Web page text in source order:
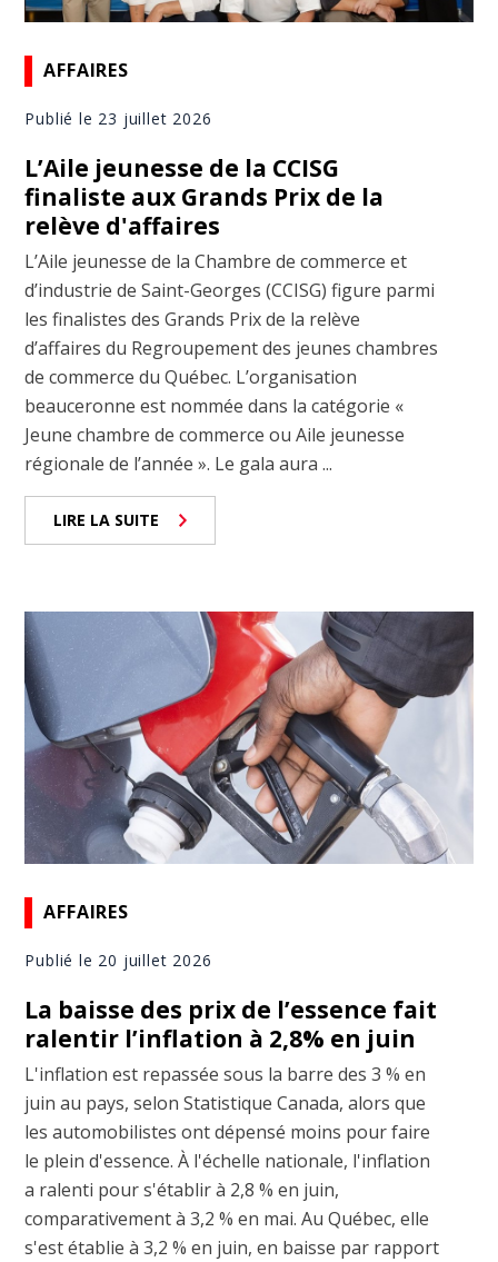
AFFAIRES
Publié le 23 juillet 2026
L’Aile jeunesse de la CCISG
finaliste aux Grands Prix de la
relève d'affaires
L’Aile jeunesse de la Chambre de commerce et
d’industrie de Saint-Georges (CCISG) figure parmi
les finalistes des Grands Prix de la relève
d’affaires du Regroupement des jeunes chambres
de commerce du Québec. L’organisation
beauceronne est nommée dans la catégorie «
Jeune chambre de commerce ou Aile jeunesse
régionale de l’année ». Le gala aura ...
LIRE LA SUITE
AFFAIRES
Publié le 20 juillet 2026
La baisse des prix de l’essence fait
ralentir l’inflation à 2,8% en juin
L'inflation est repassée sous la barre des 3 % en
juin au pays, selon Statistique Canada, alors que
les automobilistes ont dépensé moins pour faire
le plein d'essence. À l'échelle nationale, l'inflation
a ralenti pour s'établir à 2,8 % en juin,
comparativement à 3,2 % en mai. Au Québec, elle
s'est établie à 3,2 % en juin, en baisse par rapport